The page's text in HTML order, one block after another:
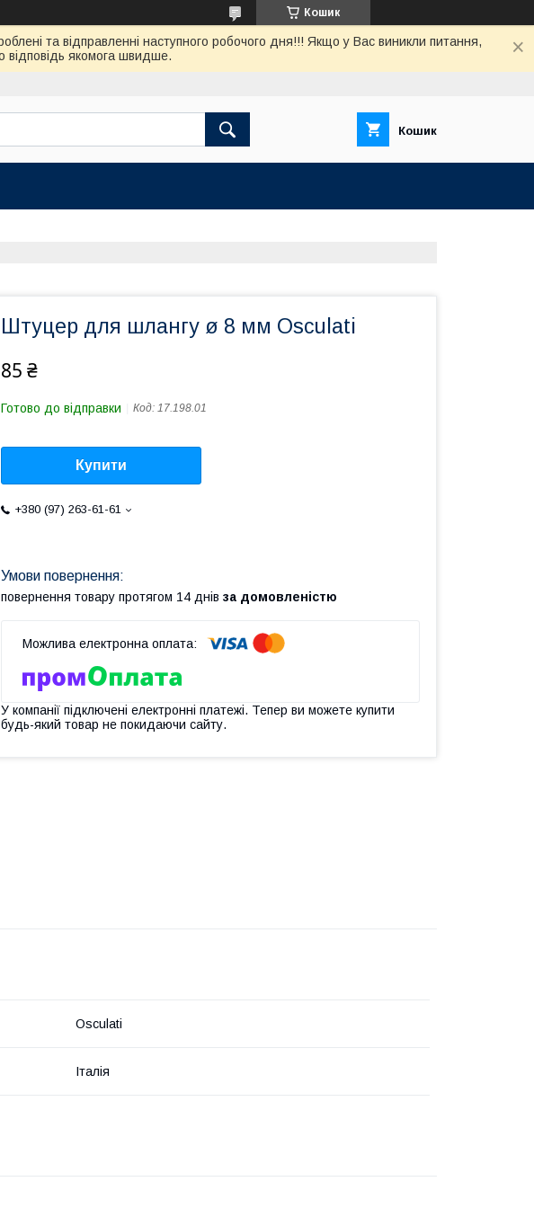
Кошик
та вiдправленнi наступного робочого дня!!! Якщо у Вас виникли питання,
вiдповiдь якомога швидше.
Кошик
Штуцер для шлангу ø 8 мм Osculati
85 ₴
Готово до відправки Код: 17.198.01
Купити
+380 (97) 263-61-61
повернення товару протягом 14 днів за домовленістю
У компанії підключені електронні платежі. Тепер ви можете купити
будь-який товар не покидаючи сайту.
Osculati
Італія